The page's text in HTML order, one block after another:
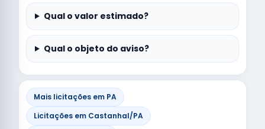
Qual o valor estimado?
Qual o objeto do aviso?
Mais licitações em PA
Licitações em Castanhal/PA